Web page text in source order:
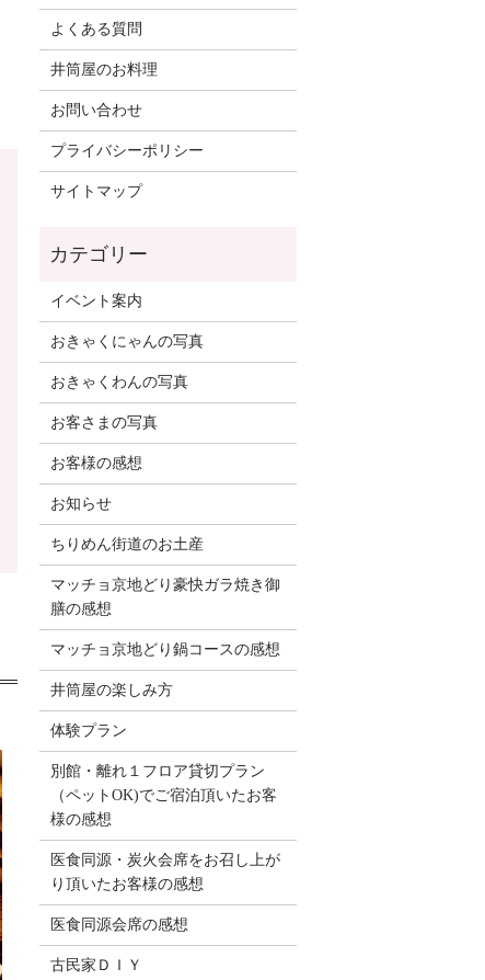
よくある質問
井筒屋のお料理
お問い合わせ
プライバシーポリシー
サイトマップ
イベント案内
おきゃくにゃんの写真
おきゃくわんの写真
お客さまの写真
お客様の感想
お知らせ
ちりめん街道のお土産
マッチョ京地どり豪快ガラ焼き御
膳の感想
マッチョ京地どり鍋コースの感想
井筒屋の楽しみ方
体験プラン
別館・離れ１フロア貸切プラン
（ペットOK)でご宿泊頂いたお客
様の感想
医食同源・炭火会席をお召し上が
り頂いたお客様の感想
医食同源会席の感想
古民家ＤＩＹ